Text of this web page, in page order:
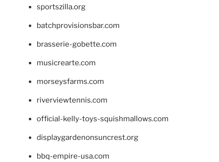
sportszilla.org
batchprovisionsbar.com
brasserie-gobette.com
musicrearte.com
morseysfarms.com
riverviewtennis.com
official-kelly-toys-squishmallows.com
displaygardenonsuncrest.org
bbq-empire-usa.com